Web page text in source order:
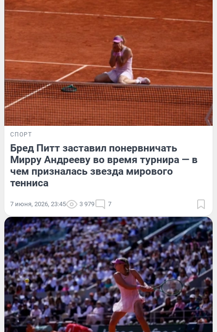
СПОРТ
Бред Питт заставил понервничать
Мирру Андрееву во время турнира — в
чем призналась звезда мирового
тенниса
7 июня, 2026, 23:45 3 979 7